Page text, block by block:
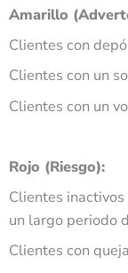
Amarillo
Clientes con
Clientes con un
Clientes con un
Rojo (Riesgo):
Clientes
un largo periodo
Clientes con